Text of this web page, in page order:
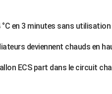
en 3 minutes sans utilisation
deviennent chauds en
ECS part dans le circuit